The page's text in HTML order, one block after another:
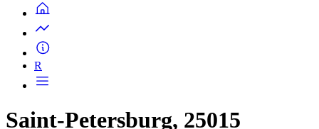
R
Saint-Petersburg, 25015